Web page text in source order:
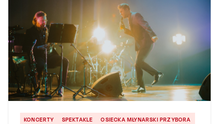
KONCERTY SPEKTAKLE OSIECKA MŁYNARSKI PRZYBORA